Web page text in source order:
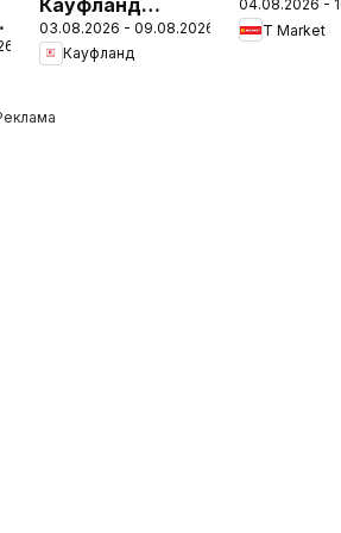
Седмична
брошура
03.08.2026 - 09.08.2026
Кауфланд
Седмична
брошура
04.08.2026 -
T Market